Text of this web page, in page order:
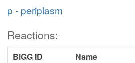
p - periplasm
Reactions:
BiGG ID
Name